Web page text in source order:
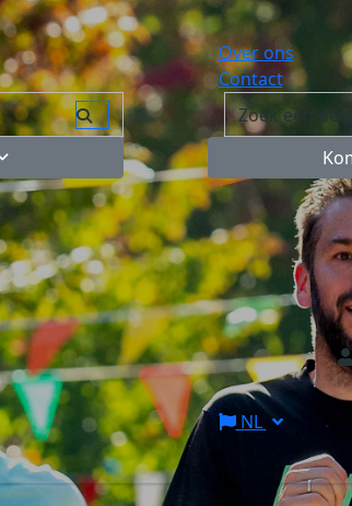
Over ons
Contact
NL